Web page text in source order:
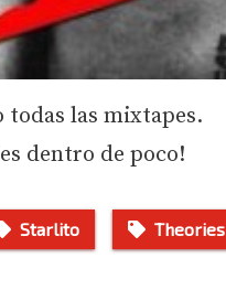
todas las mixtapes.
dentro de poco!
Starlito Theories